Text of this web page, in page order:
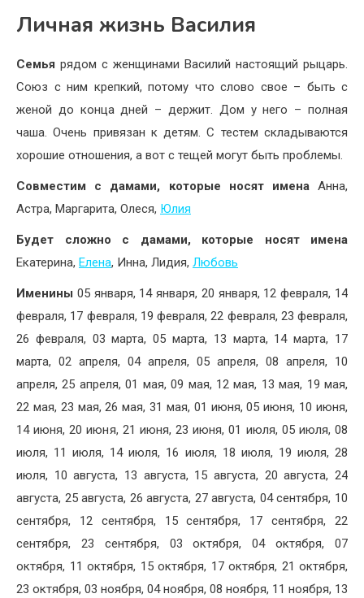
Личная жизнь Василия
Семья рядом с женщинами Василий настоящий рыцарь.
Союз с ним крепкий, потому что слово свое – быть с
женой до конца дней – держит. Дом у него – полная
чаша. Очень привязан к детям. С тестем складываются
хорошие отношения, а вот с тещей могут быть проблемы.
Совместим с дамами, которые носят именаАнна,
Астра, Маргарита, Олеся, Юлия
Будет сложно с дамами, которые носят имена
Екатерина, Елена, Инна, Лидия, Любовь
Именины 05 января, 14 января, 20 января, 12 февраля, 14
февраля, 17 февраля, 19 февраля, 22 февраля, 23 февраля,
26 февраля, 03 марта, 05 марта, 13 марта, 14 марта, 17
марта, 02 апреля, 04 апреля, 05 апреля, 08 апреля, 10
апреля, 25 апреля, 01 мая, 09 мая, 12 мая, 13 мая, 19 мая,
22 мая, 23 мая, 26 мая, 31 мая, 01 июня, 05 июня, 10 июня,
14 июня, 20 июня, 21 июня, 23 июня, 01 июля, 05 июля, 08
июля, 11 июля, 14 июля, 16 июля, 18 июля, 19 июля, 28
июля, 10 августа, 13 августа, 15 августа, 20 августа, 24
августа, 25 августа, 26 августа, 27 августа, 04 сентября, 10
сентября, 12 сентября, 15 сентября, 17 сентября, 22
сентября, 23 сентября, 03 октября, 04 октября, 07
октября, 11 октября, 15 октября, 17 октября, 21 октября,
23 октября, 03 ноября, 04 ноября, 08 ноября, 11 ноября, 13